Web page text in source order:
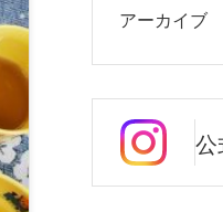
アーカイブ
公